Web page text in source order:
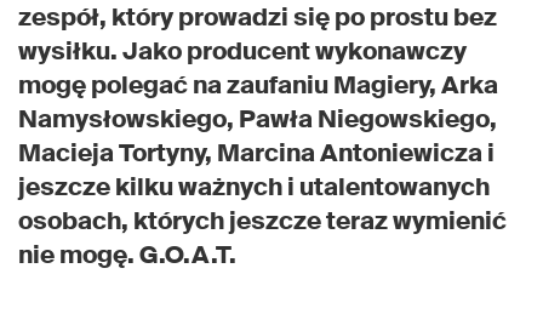
zespół, który prowadzi się po prostu bez
wysiłku. Jako producent wykonawczy
mogę polegać na zaufaniu Magiery, Arka
Namysłowskiego, Pawła Niegowskiego,
Macieja Tortyny, Marcina Antoniewicza i
jeszcze kilku ważnych i utalentowanych
osobach, których jeszcze teraz wymienić
nie mogę. G.O.A.T.